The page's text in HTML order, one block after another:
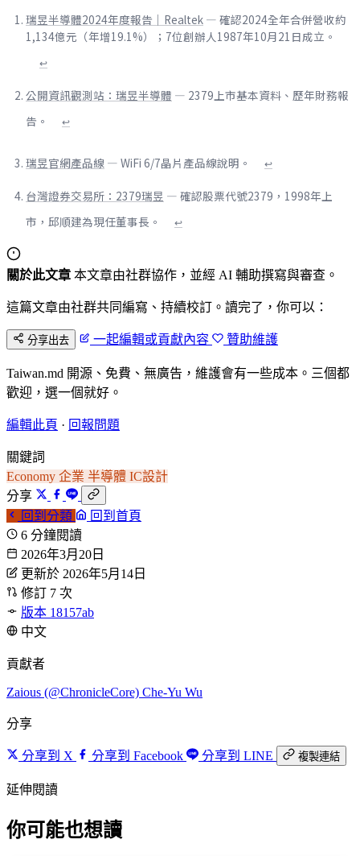
瑞昱半導體2024年度報告｜Realtek — 確認2024全年合併營收約
1,134億元（年增19.1%）；7位創辦人1987年10月21日成立。
↩
公開資訊觀測站：瑞昱半導體 — 2379上市基本資料、歷年財務報
告。
↩
瑞昱官網產品線 — WiFi 6/7晶片產品線說明。 ↩
台灣證券交易所：2379瑞昱 — 確認股票代號2379，1998年上
市，邱順建為現任董事長。
↩
關於此文章 本文章由社群協作，並經 AI 輔助撰寫與審查。
這篇文章由社群共同編寫、持續校訂。讀完了，你可以：
分享出去 一起編輯或貢獻內容 贊助維護
Taiwan.md 開源、免費、無廣告，維護會有一些成本。三個都
歡迎，選一個就好。
編輯此頁 · 回報問題
關鍵詞
Economy 企業 半導體 IC設計
分享
回到分類
回到首頁
6 分鐘閱讀
2026年3月20日
更新於 2026年5月14日
修訂 7 次
版本 18157ab
中文
貢獻者
Zaious (@ChronicleCore) Che-Yu Wu
分享
分享到 X 分享到 Facebook 分享到 LINE 複製連結
延伸閱讀
你可能也想讀